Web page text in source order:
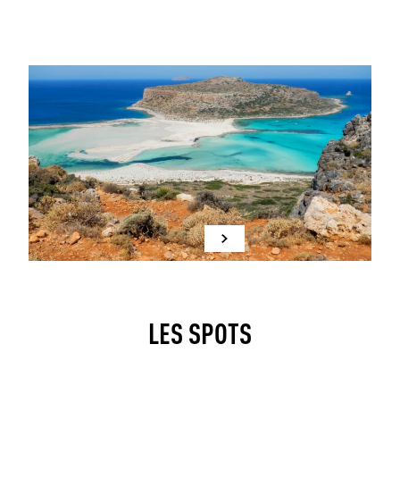
LES SPOTS